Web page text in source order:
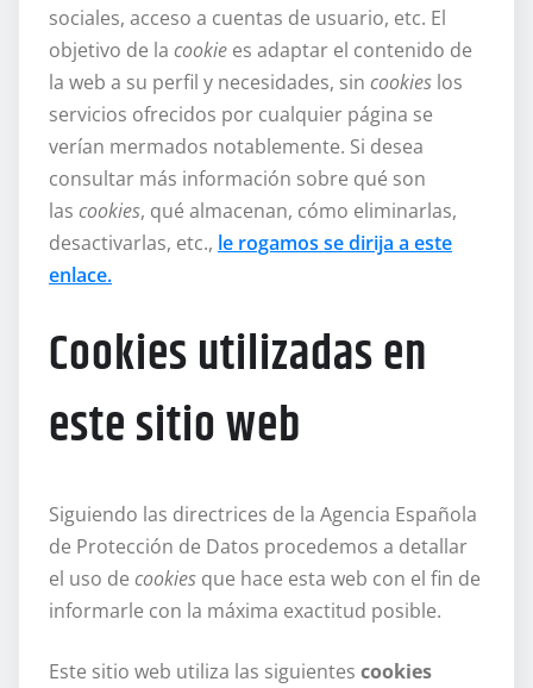
sociales, acceso a cuentas de usuario, etc. El
objetivo de la cookie es adaptar el contenido de
la web a su perfil y necesidades, sin cookies los
servicios ofrecidos por cualquier página se
verían mermados notablemente. Si desea
consultar más información sobre qué son
las cookies, qué almacenan, cómo eliminarlas,
desactivarlas, etc., le rogamos se dirija a este
enlace.
Cookies utilizadas en
este sitio web
Siguiendo las directrices de la Agencia Española
de Protección de Datos procedemos a detallar
el uso de cookies que hace esta web con el fin de
informarle con la máxima exactitud posible.
Este sitio web utiliza las siguientes cookies